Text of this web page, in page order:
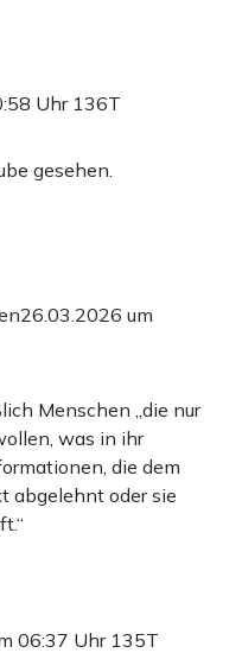
Uhr 136T
gesehen.
26.03.2026 um
Menschen „die nur
was in ihr
die dem
abgelehnt oder sie
06:37 Uhr 135T